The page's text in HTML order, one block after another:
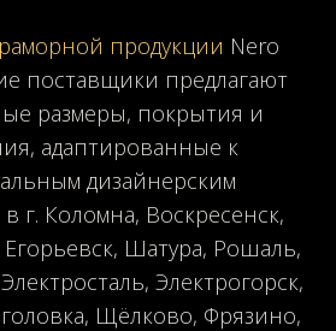
продукции Nero
поставщики предлагают
размеры, покрытия и
адаптированные к
дизайнерским
г. Коломна, Воскресенск,
Шатура, Рошаль,
Электрогорск,
Щёлково, Фрязино,